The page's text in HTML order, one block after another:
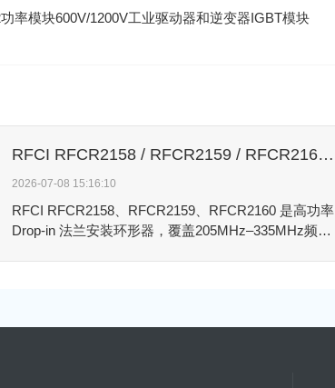
率模块600V/1200V工业驱动器和逆变器IGBT模块
RFCI RFCR2158 / RFCR2159 / RFCR2160法兰安装环形器
2026-07-08 15:16:10
RFCI RFCR2158、RFCR2159、RFCR2160 是高功率
Drop-in 法兰安装环形器，覆盖205MHz–335MHz频